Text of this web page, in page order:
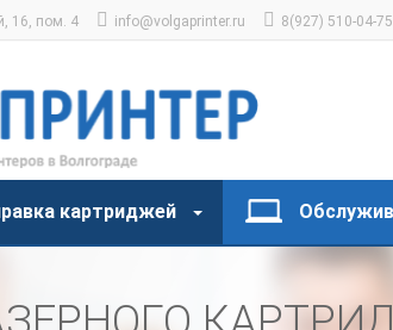
16, пом. 4 info@volgaprinter.ru 8(927) 510-04-75
картриджей